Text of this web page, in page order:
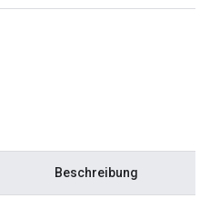
Beschreibung